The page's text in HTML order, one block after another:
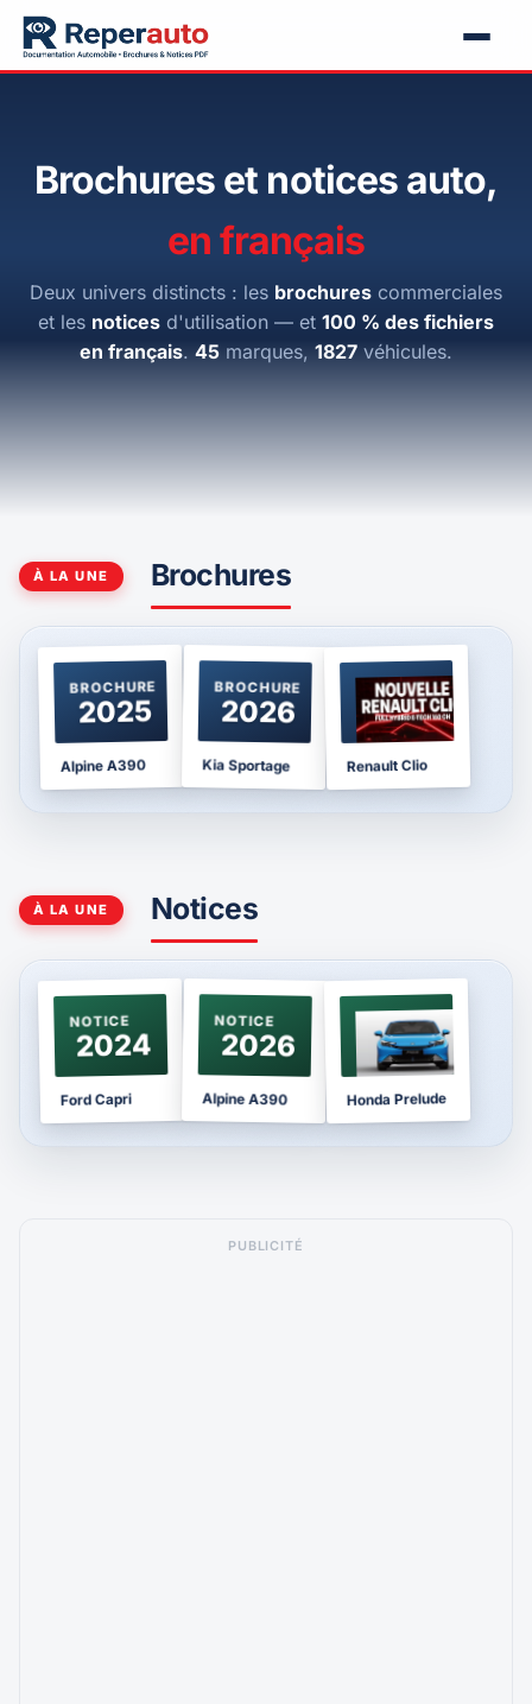
Brochures et notices auto,
en français
Deux univers distincts : les brochures commerciales
et les notices d'utilisation — et 100 % des fichiers
en français. 45 marques, 1827 véhicules.
À LA UNE Brochures
BROCHURE
2025
Alpine A390
BROCHURE
2026
Kia Sportage
BROCHURE
2026
Renault Clio
À LA UNE Notices
NOTICE
2024
Ford Capri
NOTICE
2026
Alpine A390
NOTICE
2026
Honda Prelude
PUBLICITÉ